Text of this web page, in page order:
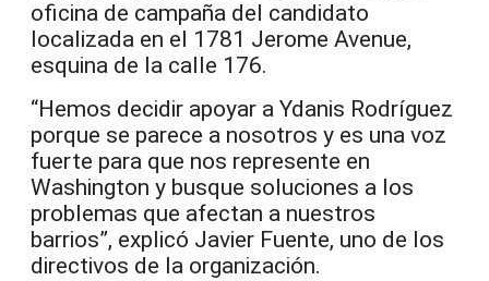
oficina de campaña del candidato
localizada en el 1781 Jerome Avenue,
esquina de la calle 176.
“Hemos decidir apoyar a Ydanis Rodríguez
porque se parece a nosotros y es una voz
fuerte para que nos represente en
Washington y busque soluciones a los
problemas que afectan a nuestros
barrios”, explicó Javier Fuente, uno de los
directivos de la organización.